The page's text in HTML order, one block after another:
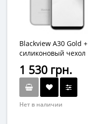
Blackview A30 Gold +
силиконовый чехол
1 530 грн.
Нет в наличии